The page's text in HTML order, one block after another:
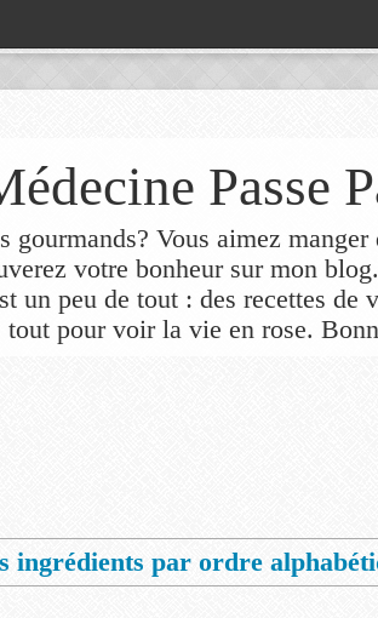
Passe
gourmands? Vous aimez
votre bonheur sur mon
un peu de tout : des recettes de
tout pour voir la vie en rose.
ingrédients par ordre